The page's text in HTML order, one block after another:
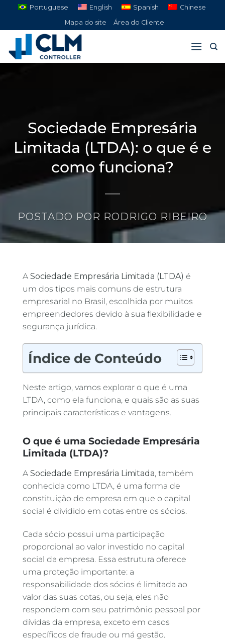
Pular
o
conteúdo
Portuguese English Spanish
Chinese
Mapa do site
Área do Cliente
Sociedade Empresária
Limitada (LTDA): o que é e
como funciona?
POSTADO POR RODRIGO RIBEIRO
A Sociedade Empresária Limitada (LTDA) é
um dos tipos mais comuns de estrutura
empresarial no Brasil, escolhida por muitos
empreendedores devido à sua flexibilidade e
segurança jurídica.
Índice de Conteúdo
Neste artigo, vamos explorar o que é uma
LTDA, como ela funciona, e quais são as suas
principais características e vantagens.
O que é uma Sociedade Empresária
Limitada (LTDA)?
A Sociedade Empresária Limitada, também
conhecida como LTDA, é uma forma de
constituição de empresa em que o capital
social é dividido em cotas entre os sócios.
Cada sócio possui uma participação
proporcional ao valor investido no capital
social da empresa. Essa estrutura oferece
uma proteção importante: a
responsabilidade dos sócios é limitada ao
valor das suas cotas, ou seja, eles não
respondem com seu patrimônio pessoal por
dívidas da empresa, exceto em casos
específicos de fraude ou má gestão.